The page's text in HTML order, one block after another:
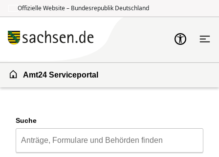
Offizielle Website – Bundesrepublik Deutschland
Amt24 Serviceportal
Suche